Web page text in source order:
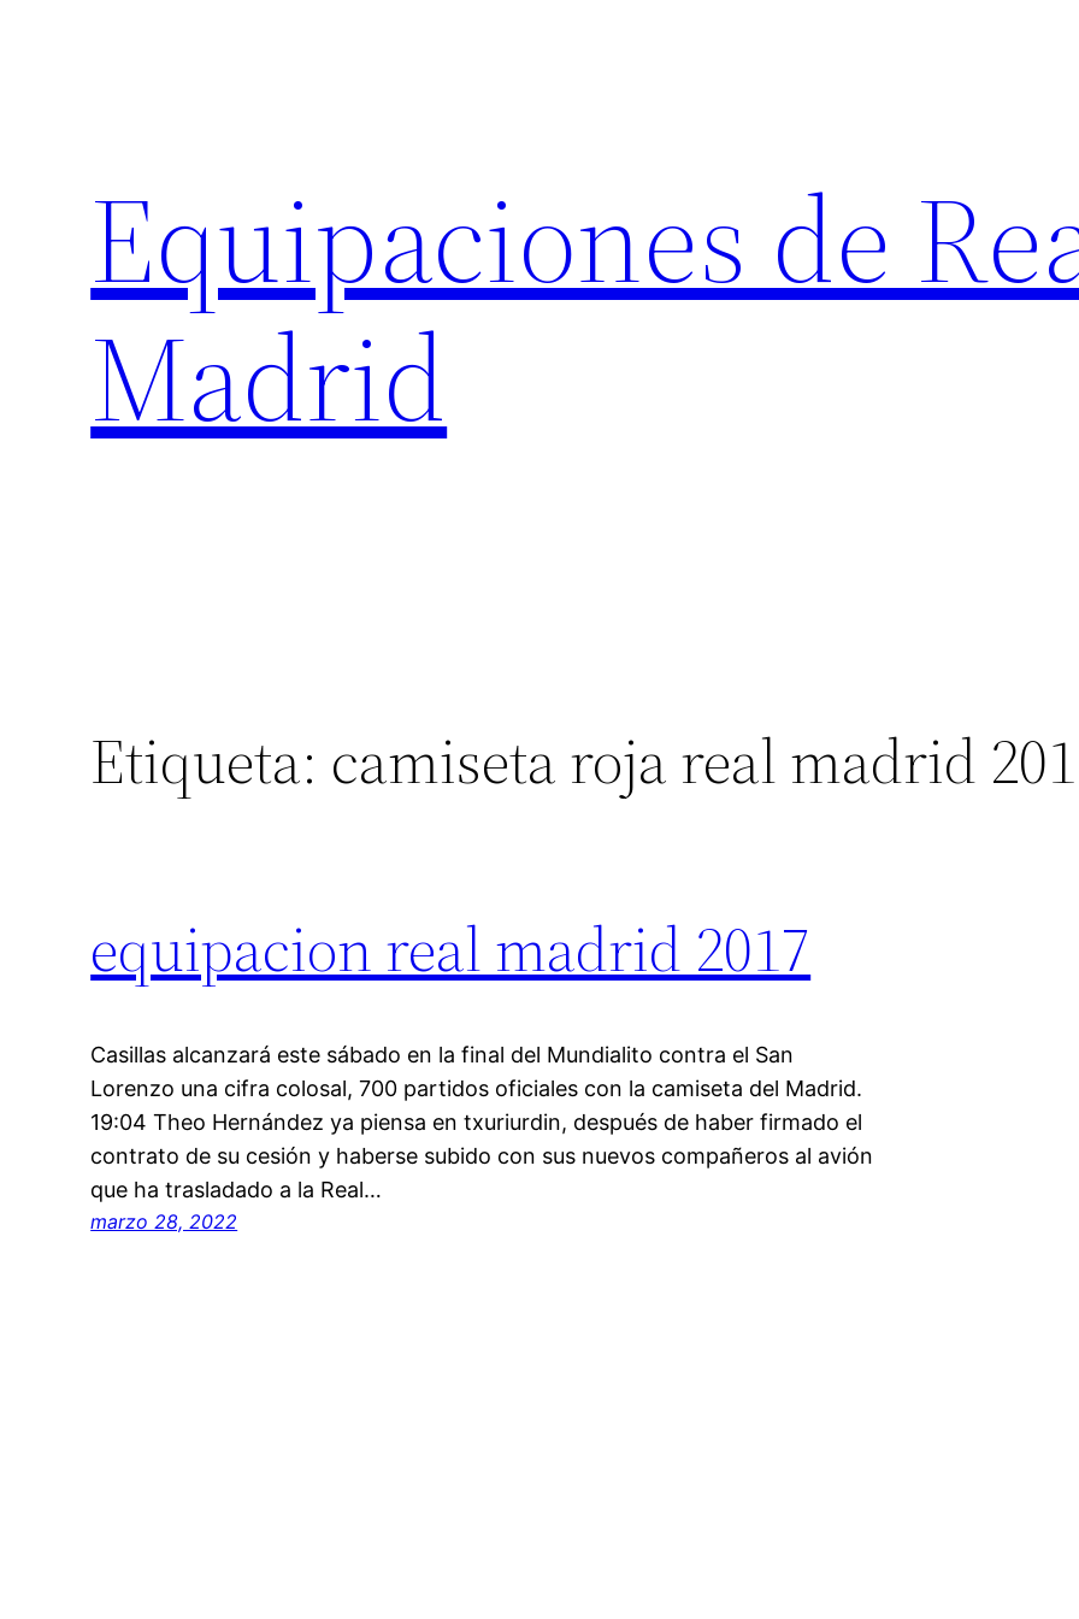
Equipaciones de
Madrid
Etiqueta: camiseta roja real madrid
equipacion real madrid 2017
Casillas alcanzará este sábado en la final del Mundialito contra el San
Lorenzo una cifra colosal, 700 partidos oficiales con la camiseta del Madrid.
19:04 Theo Hernández ya piensa en txuriurdin, después de haber firmado el
contrato de su cesión y haberse subido con sus nuevos compañeros al avión
que ha trasladado a la Real…
marzo 28, 2022